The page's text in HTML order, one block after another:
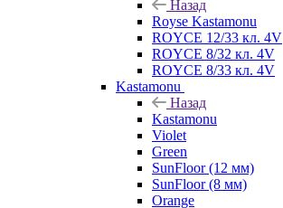
Назад
Royse Kastamonu
ROYCE 12/33 кл. 4V
ROYCE 8/32 кл. 4V
ROYCE 8/33 кл. 4V
Kastamonu
Назад
Kastamonu
Violet
Green
SunFloor (12 мм)
SunFloor (8 мм)
Orange